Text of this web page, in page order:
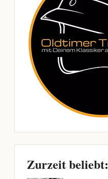
Zurzeit beliebt: